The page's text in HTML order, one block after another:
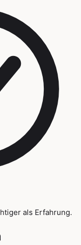
als Erfahrung.